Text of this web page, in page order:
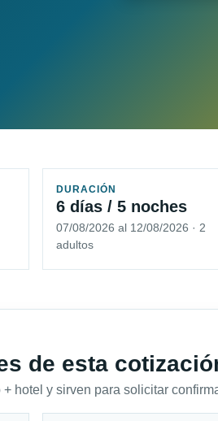
DURACIÓN
6 días / 5 noches
07/08/2026 al 12/08/2026 · 2
adultos
de esta
hotel y sirven para solicitar